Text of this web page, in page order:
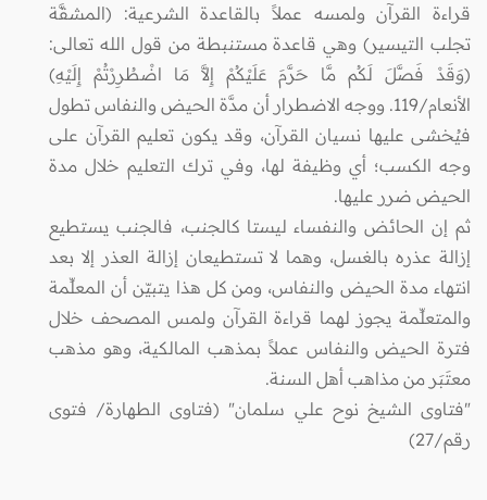
قراءة القرآن ولمسه عملاً بالقاعدة الشرعية: (المشقَّة
تجلب التيسير) وهي قاعدة مستنبطة من قول الله تعالى:
(وَقَدْ فَصَّلَ لَكُم مَّا حَرَّمَ عَلَيْكُمْ إِلاَّ مَا اضْطُرِرْتُمْ إِلَيْهِ)
الأنعام/119. ووجه الاضطرار أن مدَّة الحيض والنفاس تطول
فيُخشى عليها نسيان القرآن، وقد يكون تعليم القرآن على
وجه الكسب؛ أي وظيفة لها، وفي ترك التعليم خلال مدة
الحيض ضرر عليها.
ثم إن الحائض والنفساء ليستا كالجنب، فالجنب يستطيع
إزالة عذره بالغسل، وهما لا تستطيعان إزالة العذر إلا بعد
انتهاء مدة الحيض والنفاس، ومن كل هذا يتبيّن أن المعلِّمة
والمتعلِّمة يجوز لهما قراءة القرآن ولمس المصحف خلال
فترة الحيض والنفاس عملاً بمذهب المالكية، وهو مذهب
معتَبَر من مذاهب أهل السنة.
"فتاوى الشيخ نوح علي سلمان" (فتاوى الطهارة/ فتوى
رقم/27)